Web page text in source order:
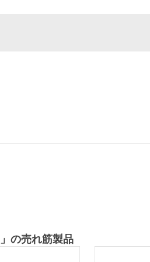
」の売れ筋製品